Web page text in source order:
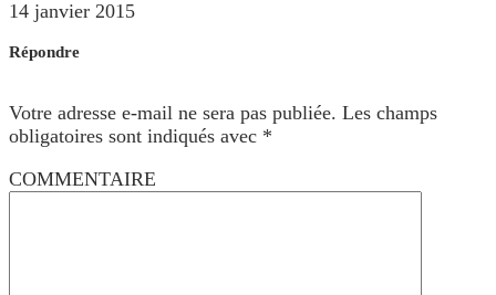
14 janvier 2015
Répondre
Votre adresse e-mail ne sera pas publiée. Les champs
obligatoires sont indiqués avec *
COMMENTAIRE